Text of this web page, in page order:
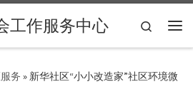
工作服务中心
Search
务 » 新华社区“小小改造家”社区环境微